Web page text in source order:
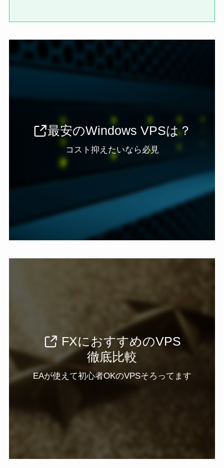
最安のWindows VPSは？
コスト抑えたいなら必見
FXにおすすめのVPS
徹底比較
EAが使えて初心者OKのVPSそろってます